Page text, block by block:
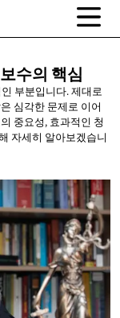
수의 핵심
부분입니다. 제대로
심각한 문제로 이어
중요성, 효과적인 청
자세히 알아보겠습니